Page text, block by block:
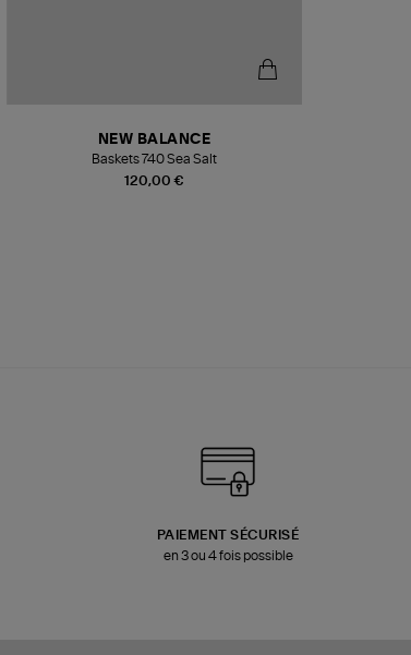
120,00 €
NEW BALANCE
Baskets 740 Sea Salt
PAIEMENT SÉCURISÉ
en 3 ou 4 fois possible